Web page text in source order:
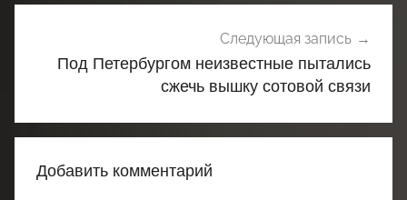
Следующая запись
Под Петербургом неизвестные пытались
сжечь вышку сотовой связи
Добавить комментарий